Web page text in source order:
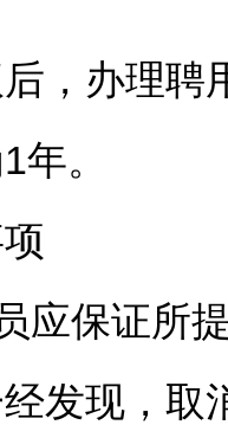
办理聘
年。
保证所提
发现，取